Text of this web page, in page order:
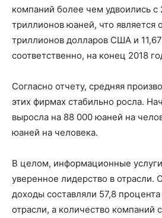
компаний более чем удвоились с
триллионов юаней, что является
триллионов долларов США и
соответственно, на конец 2018
Согласно отчету, средняя
этих фирмах стабильно росла.
выросла на 88 000 юаней на
юаней на человека.
В целом, информационные
уверенное лидерство в отрасли.
доходы составляли 57,8
отрасли, а количество компаний